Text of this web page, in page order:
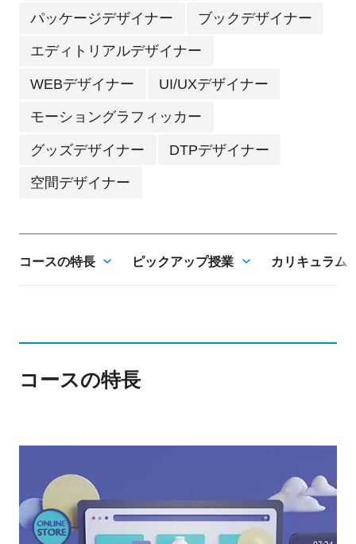
パッケージデザイナー ブックデザイナー
エディトリアルデザイナー
WEBデザイナー UI/UXデザイナー
モーショングラフィッカー
グッズデザイナー DTPデザイナー
空間デザイナー
コースの特長 ピックアップ授業 カリキュラム
コースの特長